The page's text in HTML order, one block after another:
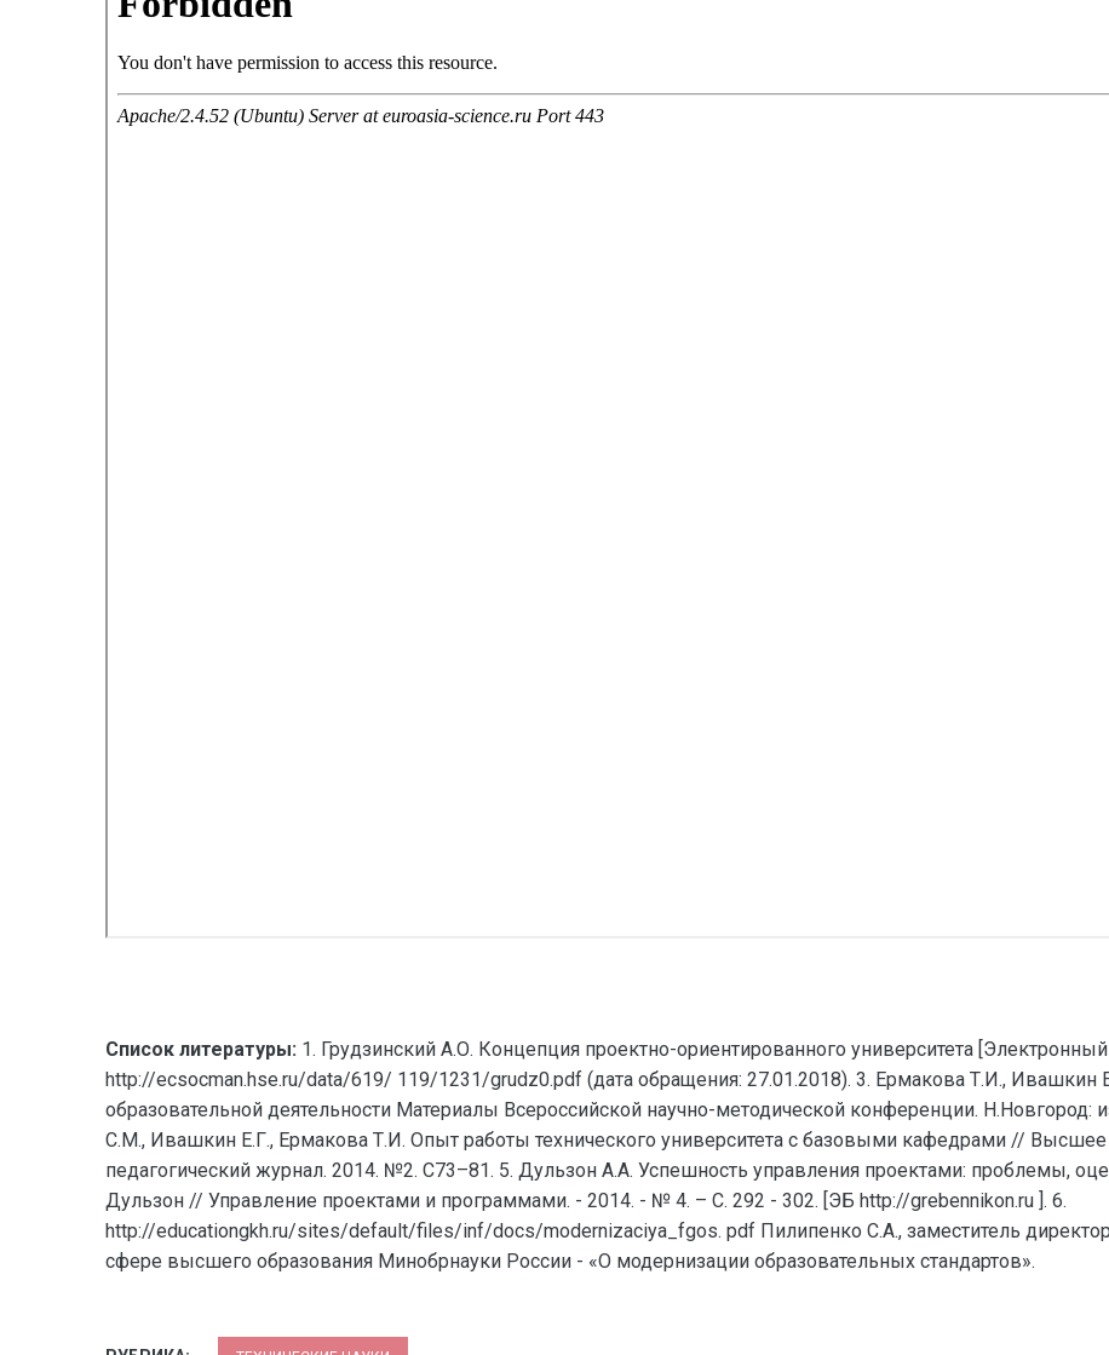
содержимому
Список литературы: 1. Грудзинский А.О. Концепция проектно-ориентированного университета
http://ecsocman.hse.ru/data/619/ 119/1231/grudz0.pdf (дата обращения: 27.01.2018). 3. Ермакова Т.И., Ивашкин
образовательной деятельности Материалы Всероссийской научно-методической конференции.
С.М., Ивашкин Е.Г., Ермакова Т.И. Опыт работы технического университета с базовыми кафедрами // Высшее
педагогический журнал. 2014. №2. С73–81. 5. Дульзон А.А. Успешность управления проектами: проблемы,
Дульзон // Управление проектами и программами. - 2014. - № 4. – С. 292 - 302. [ЭБ http://grebennikon.ru ]. 6.
http://educationgkh.ru/sites/default/files/inf/docs/modernizaciya_fgos. pdf Пилипенко С.А., заместитель
сфере высшего образования Минобрнауки России - «О модернизации образовательных стандартов».